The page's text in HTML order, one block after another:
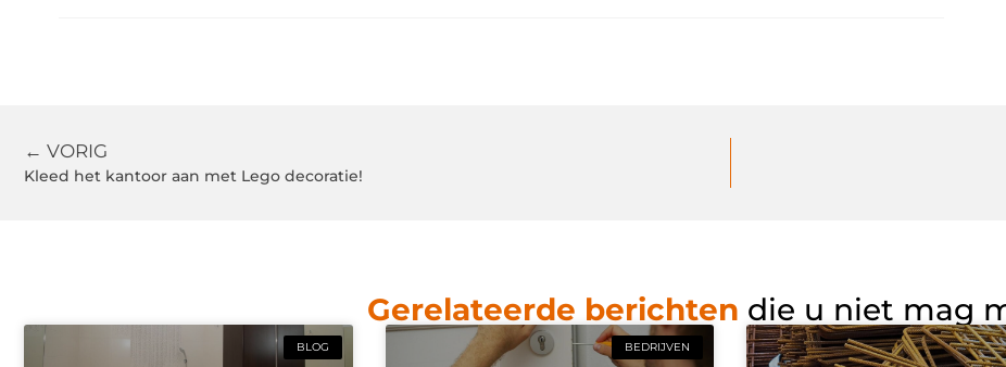
← VORIG
Kleed het kantoor aan met Lego decoratie!
Gerelateerde berichten die u niet mag
BLOG BEDRIJVEN